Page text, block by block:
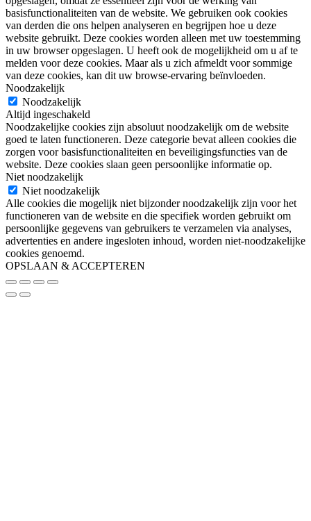
basisfunctionaliteiten van de website. We gebruiken ook cookies
van derden die ons helpen analyseren en begrijpen hoe u deze
website gebruikt. Deze cookies worden alleen met uw toestemming
in uw browser opgeslagen. U heeft ook de mogelijkheid om u af te
melden voor deze cookies. Maar als u zich afmeldt voor sommige
van deze cookies, kan dit uw browse-ervaring beïnvloeden.
Noodzakelijk
Noodzakelijk
Altijd ingeschakeld
Noodzakelijke cookies zijn absoluut noodzakelijk om de website
goed te laten functioneren. Deze categorie bevat alleen cookies die
zorgen voor basisfunctionaliteiten en beveiligingsfuncties van de
website. Deze cookies slaan geen persoonlijke informatie op.
Niet noodzakelijk
Niet noodzakelijk
Alle cookies die mogelijk niet bijzonder noodzakelijk zijn voor het
functioneren van de website en die specifiek worden gebruikt om
persoonlijke gegevens van gebruikers te verzamelen via analyses,
advertenties en andere ingesloten inhoud, worden niet-noodzakelijke
cookies genoemd.
OPSLAAN & ACCEPTEREN